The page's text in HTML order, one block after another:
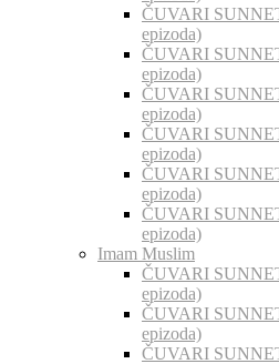
ČUVARI
epizoda)
ČUVARI
epizoda)
ČUVARI
epizoda)
ČUVARI
epizoda)
ČUVARI
epizoda)
ČUVARI
epizoda)
Imam Muslim
ČUVARI
epizoda)
ČUVARI
epizoda)
ČUVARI